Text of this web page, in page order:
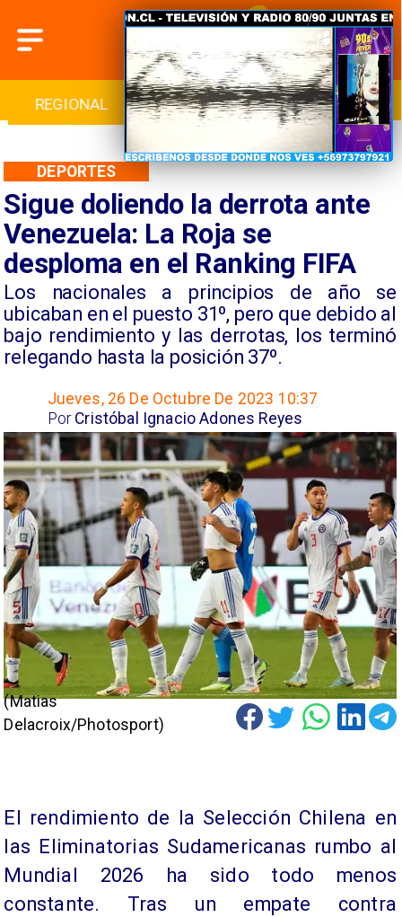
INTERNACIONAL DEPORTES CULTURA
Sigue doliendo la derrota ante
Venezuela: La Roja se
desploma en el Ranking FIFA
Los nacionales a principios de año se
ubicaban en el puesto 31º, pero que debido al
bajo rendimiento y las derrotas, los terminó
relegando hasta la posición 37º.
DEPORTES
Jueves, 26 De Octubre De 2023 10:37
Cristóbal Ignacio Adones Reyes
Por
(Matias
Delacroix/Photosport)
​El rendimiento de la Selección Chilena en
las Eliminatorias Sudamericanas rumbo al
Mundial 2026 ha sido todo menos
constante. Tras un empate contra